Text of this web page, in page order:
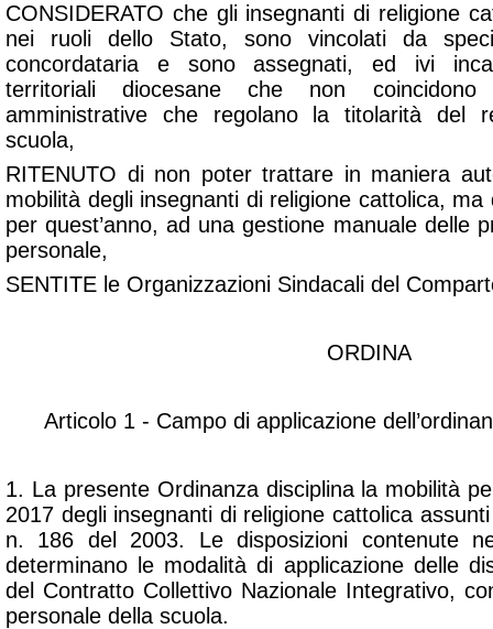
CONSIDERATO che gli insegnanti di religione
nei ruoli dello Stato, sono vincolati da
concordataria e sono assegnati, ed ivi
territoriali diocesane che non
amministrative che regolano la titolarità del
scuola,
RITENUTO di non poter trattare in maniera
mobilità degli insegnanti di religione cattolica,
per quest’anno, ad una gestione manuale delle
personale,
SENTITE le Organizzazioni Sindacali del
ORDINA
Articolo 1 - Campo di applicazione
1. La presente Ordinanza disciplina la mobilità
2017 degli insegnanti di religione cattolica
n. 186 del 2003. Le disposizioni contenute
determinano le modalità di applicazione delle
del Contratto Collettivo Nazionale Integrativo,
personale della scuola.